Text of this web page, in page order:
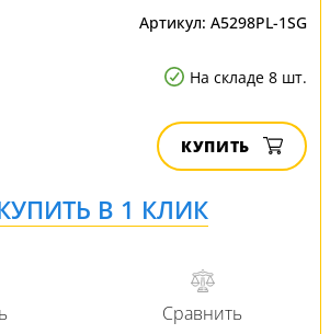
Артикул: A5298PL-1SG
На складе 8 шт.
КУПИТЬ